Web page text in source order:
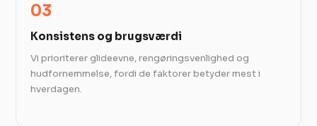
03
Konsistens og brugsværdi
Vi prioriterer glideevne, rengøringsvenlighed og
hudfornemmelse, fordi de faktorer betyder mest i
hverdagen.